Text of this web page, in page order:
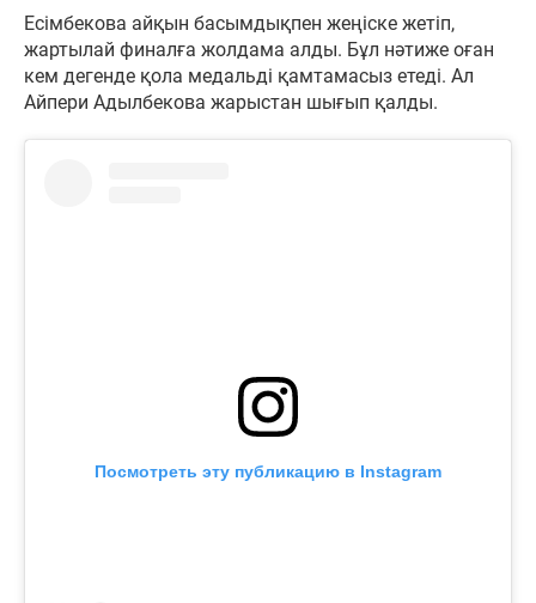
Есімбекова айқын басымдықпен жеңіске жетіп,
жартылай финалға жолдама алды. Бұл нәтиже оған
кем дегенде қола медальді қамтамасыз етеді. Ал
Айпери Адылбекова жарыстан шығып қалды.
Посмотреть эту публикацию в Instagram